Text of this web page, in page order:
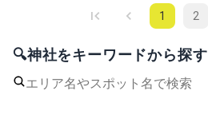
1 2
🔍神社をキーワードから探す